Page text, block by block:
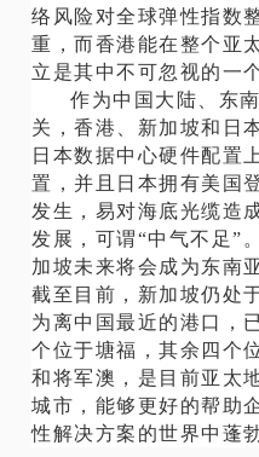
络风险对全球弹性指数
重，而香港能在整个亚
立是其中不可忽视的一
作为中国大陆、东
关，香港、新加坡和日
日本数据中心硬件配置
置，并且日本拥有美国
发生，易对海底光缆造
发展，可谓“中气不足”
加坡未来将会成为东南
截至目前，新加坡仍处
为离中国最近的港口，
个位于塘福，其余四个
和将军澳，是目前亚太
城市，能够更好的帮助
性解决方案的世界中蓬